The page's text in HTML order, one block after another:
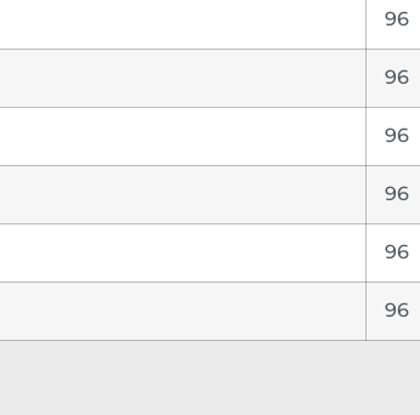
96
96
96
96
96
96